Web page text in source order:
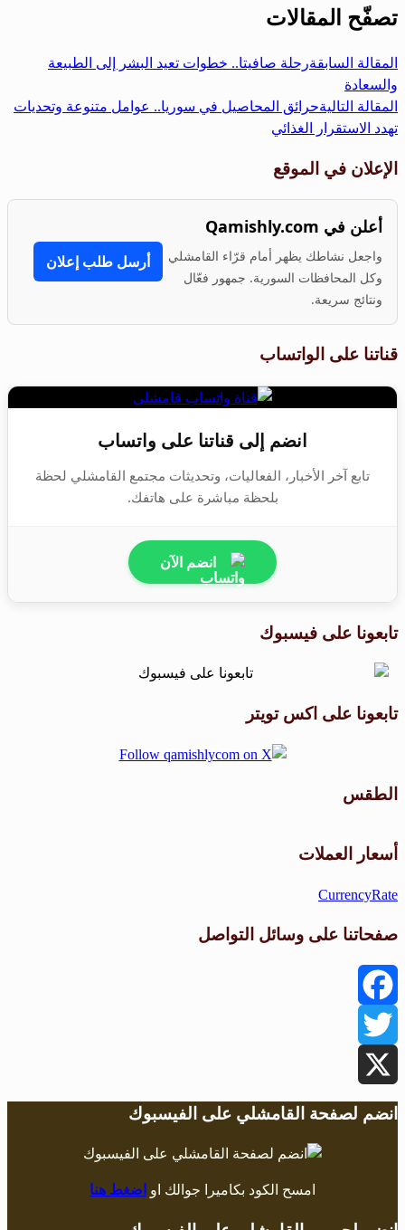
تصفّح المقالات
المقالة السابقةرحلة صافيتا.. خطوات تعيد البشر إلى الطبيعة
والسعادة
المقالة التاليةحرائق المحاصيل في سوريا.. عوامل متنوعة وتحديات
تهدد الاستقرار الغذائي
الإعلان في الموقع
أعلن في Qamishly.com
واجعل نشاطك يظهر أمام قرّاء القامشلي
وكل المحافظات السورية. جمهور فعّال
ونتائج سريعة.
أرسل طلب إعلان
قناتنا على الواتساب
انضم إلى قناتنا على واتساب
تابع آخر الأخبار، الفعاليات، وتحديثات مجتمع القامشلي لحظة
بلحظة مباشرة على هاتفك.
انضم الآن
تابعونا على فيسبوك
تابعونا على اكس تويتر
الطقس
أسعار العملات
CurrencyRate
صفحاتنا على وسائل التواصل
Facebook
Twitter
X
انضم لصفحة القامشلي على الفيسبوك
امسح الكود بكاميرا جوالك او اضغط هنا